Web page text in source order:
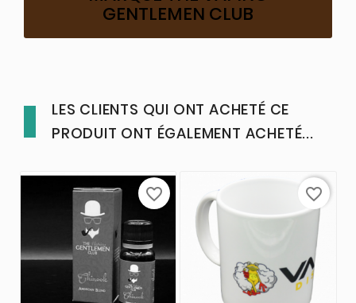
GENTLEMEN CLUB
LES CLIENTS QUI ONT ACHETÉ CE
PRODUIT ONT ÉGALEMENT ACHETÉ...
favorite_border favorite_border